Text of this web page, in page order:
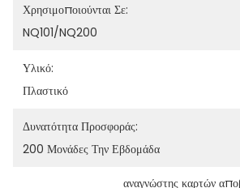
Χρησιμοποιούνται Σε:
NQ101/NQ200
Υλικό:
Πλαστικό
Δυνατότητα Προσφοράς:
200 Μονάδες Την Εβδομάδα
αναγνώστης καρτών